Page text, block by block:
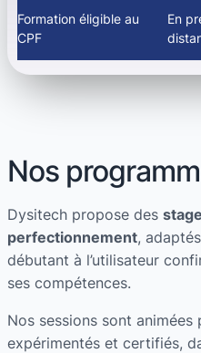
Formation éligible au
CPF
En
Nos
Dysitech propose des
perfectionnement,
débutant à l’utilisateur
ses compétences.
Nos sessions sont
expérimentés et certifiés,